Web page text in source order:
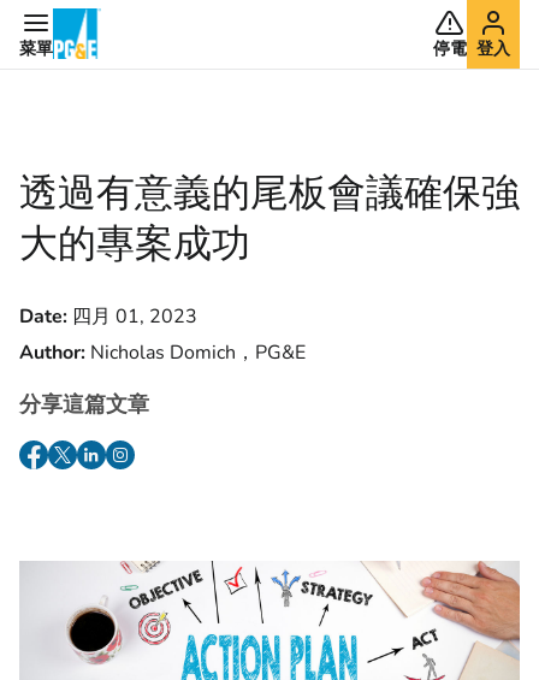
菜單 停電 登入
透過有意義的尾板會議確保強
大的專案成功
Date: 四月 01, 2023
Author: Nicholas Domich，PG&E
分享這篇文章